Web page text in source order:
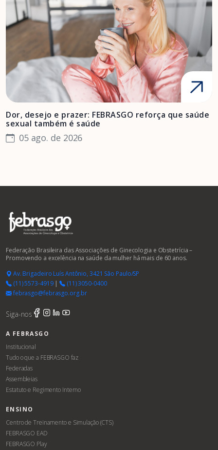
Dor, desejo e prazer: FEBRASGO reforça que saúde
sexual também é saúde
05 ago. de 2026
Federação Brasileira das Associações de Ginecologia e Obstetrícia –
Promovendo a excelência na saúde da mulher há mais de 60 anos.
Av. Brigadeiro Luís Antônio, 3421 São Paulo/SP
(11) 5573-4919|
(11) 3050-0400
febrasgo@febrasgo.org.br
Siga-nos
A FEBRASGO
Institucional
Tudo o que a FEBRASGO faz
Federadas
Assembleias
Estatuto e Regimento Interno
ENSINO
Centro de Treinamento e Simulação (CTS)
FEBRASGO EAD
FEBRASGO Play